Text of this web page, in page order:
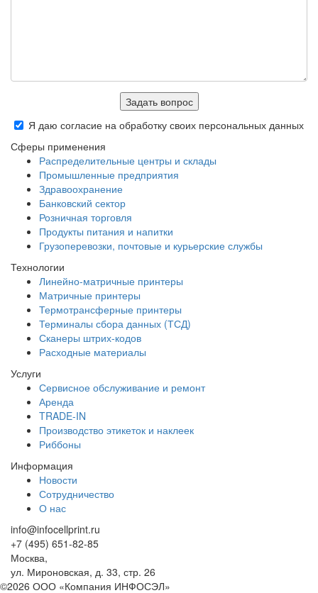
Задать вопрос
Я даю согласие на обработку своих персональных данных
Сферы применения
Распределительные центры и склады
Промышленные предприятия
Здравоохранение
Банковский сектор
Розничная торговля
Продукты питания и напитки
Грузоперевозки, почтовые и курьерские службы
Технологии
Линейно-матричные принтеры
Матричные принтеры
Термотрансферные принтеры
Терминалы сбора данных (ТСД)
Сканеры штрих-кодов
Расходные материалы
Услуги
Сервисное обслуживание и ремонт
Аренда
TRADE-IN
Производство этикеток и наклеек
Риббоны
Информация
Новости
Сотрудничество
О нас
info@infocellprint.ru
+7 (495) 651-82-85
Москва,
ул. Мироновская, д. 33, стр. 26
©2026 ООО «Компания ИНФОСЭЛ»